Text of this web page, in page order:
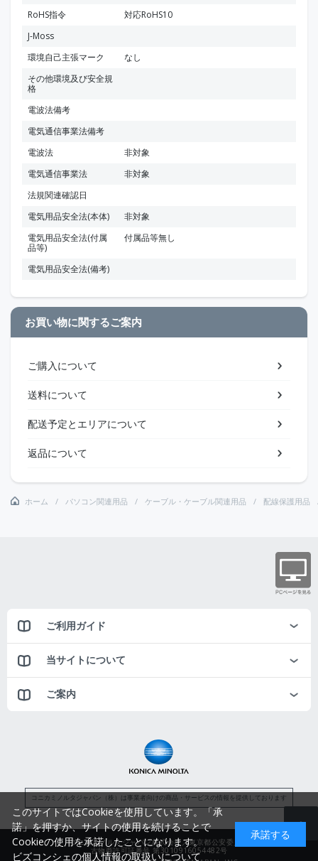
RoHS指令
対応RoHS10
J-Moss
環境自己主張マーク
なし
その他環境及び安全規
格
電波法備考
電気通信事業法備考
電波法
非対象
電気通信事業法
非対象
法規関連確認日
電気用品安全法(本体)
非対象
電気用品安全法(付属
品等)
付属品等無し
電気用品安全法(備考)
お買い物に関するご案内
ご購入について
送料について
配送予定とエリアについて
返品について
ホーム パソコン関連用品 ケーブル・ケーブル関連用品 配線保護用品
ご利用ガイド
当サイトについて
ご案内
コニカミノルタジャパン（株）は事業者向けの商品・サービスの情報を提供しております
コニカミノルタジャパン株式会社／東京都公安委員会
古物商許可証番号 第3010916054482号
このサイトではCookieを使用しています。「承
諾」を押すか、サイトの使用を続けることで
Cookieの使用を承諾したことになります。
ビズコンシェの個人情報の取扱いについて
承諾する